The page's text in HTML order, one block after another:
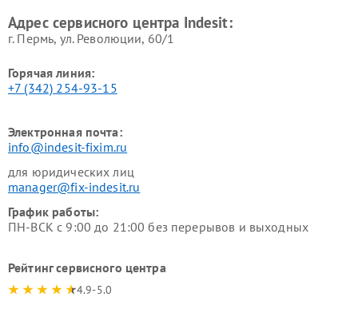
Адрес сервисного центра Indesit:
г. Пермь, ул. ​Революции, 60/1
Горячая линия:
+7 (342) 254-93-15
Электронная почта:
info@indesit-fixim.ru
для юридических лиц
manager@fix-indesit.ru
График работы:
ПН-ВСК с 9:00 до 21:00 без перерывов и выходных
Рейтинг сервисного центра
4.9-5.0